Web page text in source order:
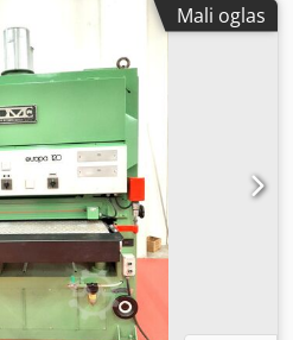
Mali oglas